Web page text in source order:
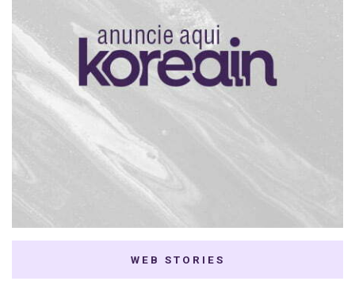
WEB STORIES
7 K-dramas Enemies
Thai Dramas com